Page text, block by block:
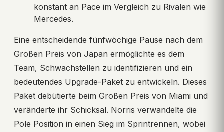
konstant an Pace im Vergleich zu Rivalen wie
Mercedes.
Eine entscheidende fünfwöchige Pause nach dem
Großen Preis von Japan ermöglichte es dem
Team, Schwachstellen zu identifizieren und ein
bedeutendes Upgrade-Paket zu entwickeln. Dieses
Paket debütierte beim Großen Preis von Miami und
veränderte ihr Schicksal. Norris verwandelte die
Pole Position in einen Sieg im Sprintrennen, wobei